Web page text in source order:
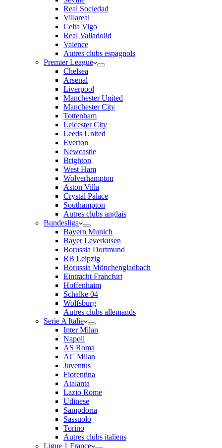
Real Sociedad
Villareal
Celta Vigo
Real Valladolid
Valence
Autres clubs espagnols
Premier League
Chelsea
Arsenal
Liverpool
Manchester United
Manchester City
Tottenham
Leicester City
Leeds United
Everton
Newcastle
Brighton
West Ham
Wolverhampton
Aston Villa
Crystal Palace
Southampton
Autres clubs anglais
Bundesliga
Bayern Munich
Bayer Leverkusen
Borussia Dortmund
RB Leipzig
Borussia Mönchengladbach
Eintracht Francfurt
Hoffenhaim
Schalke 04
Wolfsburg
Autres clubs allemands
Serie A Italie
Inter Milan
Napoli
AS Roma
AC Milan
Juventus
Fiorentina
Atalanta
Lazio Rome
Udinese
Sampdoria
Sassuolo
Torino
Autres clubs italiens
Ligue 1 France